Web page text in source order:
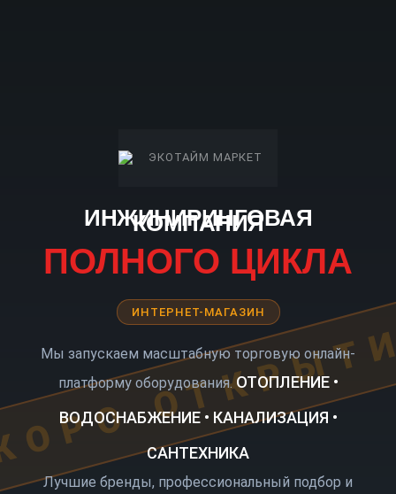
ИНЖИНИРИНГОВАЯ
КОМПАНИЯ
ПОЛНОГО ЦИКЛА
ИНТЕРНЕТ-МАГАЗИН
Мы запускаем масштабную торговую онлайн-
платформу оборудования. ОТОПЛЕНИЕ •
ВОДОСНАБЖЕНИЕ • КАНАЛИЗАЦИЯ •
САНТЕХНИКА
Лучшие бренды, профессиональный подбор и